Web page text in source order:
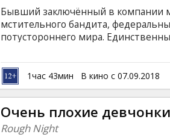
Бывший заключённый в компании
мстительного бандита,
потустороннего мира.
языке с субтитрами на латышском и
1час 43мин В кино с 07.09.2018
Очень плохие девчонки
Rough Night